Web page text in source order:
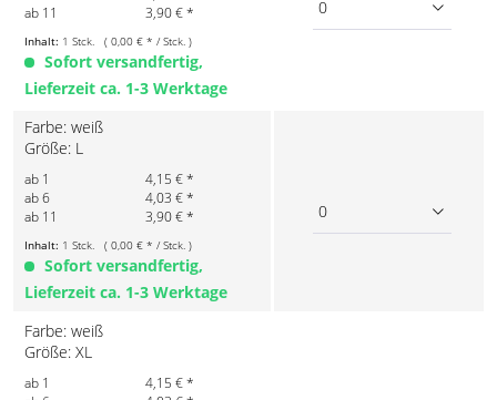
ab 11
3,90 € *
Inhalt: 1 Stck. ( 0,00 € * / Stck. )
Sofort versandfertig,
Lieferzeit ca. 1-3 Werktage
0
Farbe: weiß
Größe: L
ab 1
4,15 € *
ab 6
4,03 € *
ab 11
3,90 € *
Inhalt: 1 Stck. ( 0,00 € * / Stck. )
Sofort versandfertig,
Lieferzeit ca. 1-3 Werktage
0
Farbe: weiß
Größe: XL
ab 1
4,15 € *